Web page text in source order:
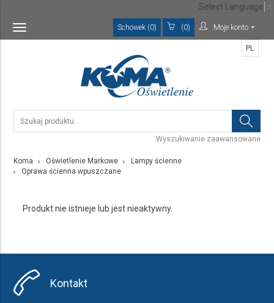
Toggle
navigation
Schowek (0) (0) Moje konto
Wyszukiwanie zaawansowane
PL
Koma Oświetlenie Markowe
Lampy ścienne
Oprawa ścienna wpuszczane
Produkt nie istnieje lub jest nieaktywny.
Kontakt
Select Language